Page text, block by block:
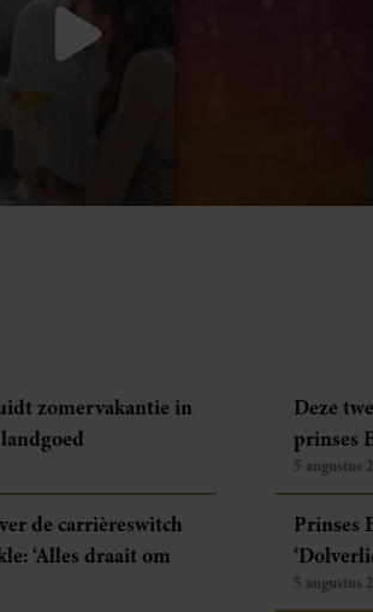
zomervakantie in
de carrièreswitch
‘Alles draait om
Deze
prinses
5 augustus
Prinses
5 augustus